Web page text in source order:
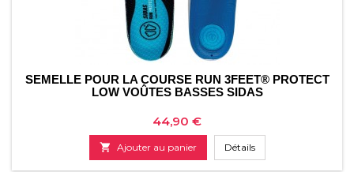
SEMELLE POUR LA COURSE RUN 3FEET® PROTECT
LOW VOÛTES BASSES SIDAS
Prix
44,90 €
 Ajouter au panier Détails